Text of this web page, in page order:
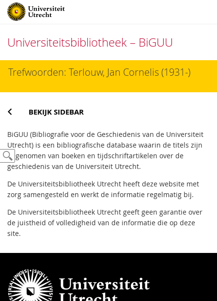
Universiteitsbibliotheek – BiGUU
naarTrefwoorden: Terlouw, Jan Cornelis (1931-)
BEKIJK SIDEBAR
BiGUU (Bibliografie voor de Geschiedenis van de Universiteit
Utrecht) is een bibliografische database waarin de titels zijn
opgenomen van boeken en tijdschriftartikelen over de
geschiedenis van de Universiteit Utrecht.
De Universiteitsbibliotheek Utrecht heeft deze website met
zorg samengesteld en werkt de informatie regelmatig bij.
De Universiteitsbibliotheek Utrecht geeft geen garantie over
de juistheid of volledigheid van de informatie die op deze
site.